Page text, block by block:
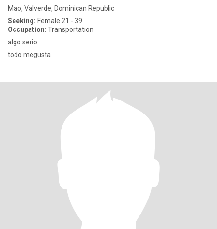
Mao, Valverde, Dominican Republic
Seeking: Female 21 - 39
Occupation: Transportation
algo serio
todo megusta